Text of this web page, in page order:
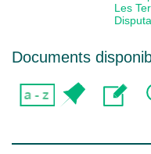
Les
Documents